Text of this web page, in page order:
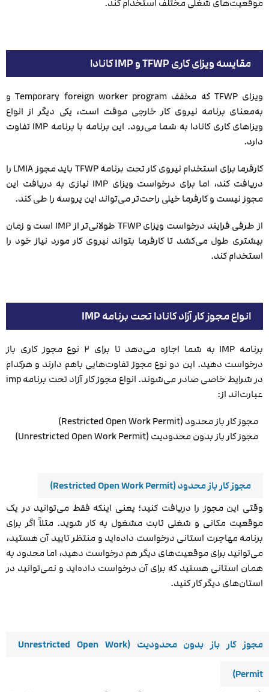
موقعیت‌های شغلی مختلف استخدام کند.
مقایسه ویزای کاری TFWP و IMP کانادا
ویزای TFWP که مخفف Temporary foreign worker program و
به‌معنای برنامه نیروی کار خارجی موقت است، یکی دیگر از انواع
ویزاهای کاری کانادا به شما می‌رود. این برنامه با برنامه IMP تفاوت
دارد.
کارفرما برای استخدام نیروی کار تحت برنامه TFWP باید مجوز LMIA را
دریافت کند، اما برای درخواست ویزای IMP نیازی به دریافت این
مجوز نیست و کارفرما خیلی راحت‌تر می‌تواند این پروسه را طی کند.
از طرفی فرایند درخواست ویزای TFWP طولانی‌تر از IMP است و زمان
بیشتری طول می‌کشد تا کارفرما بتواند نیروی کار مورد نیاز خود را
استخدام کند.
انواع مجوز کار آزاد کانادا تحت برنامه IMP
برنامه IMP به شما اجازه می‌دهد تا برای ۲ نوع مجوز کاری باز
درخواست دهید. این دو نوع مجوز تفاوت‌هایی باهم دارند و هرکدام
در شرایط خاصی صادر می‌شوند. انواع مجوز کار آزاد تحت برنامه imp
عبارت‌اند از:
مجوز کار باز محدود (Restricted Open Work Permit)
مجوز کار باز بدون محدودیت (Unrestricted Open Work Permit)
مجوز کار باز محدود (Restricted Open Work Permit)
وقتی این مجوز را دریافت کنید؛ یعنی اینکه فقط می‌توانید در یک
موقعیت مکانی و شغلی ثابت مشغول به کار شوید. مثلاً اگر برای
برنامه مهاجرت استانی درخواست داده‌اید و منتظر تایید آن هستید،
می‌توانید برای موقعیت‌های دیگر هم درخواست دهید، اما محدود به
همان استانی هستید که برای آن درخواست داده‌اید و نمی‌توانید در
استان‌های دیگر کار کنید.
مجوز کار باز بدون محدودیت (Unrestricted Open Work
Permit)